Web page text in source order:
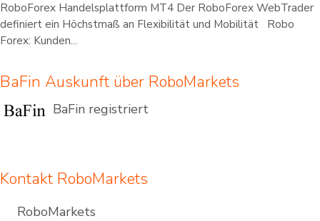
RoboForex Handelsplattform MT4 Der RoboForex WebTrader
definiert ein Höchstmaß an Flexibilität und Mobilität Robo
Forex: Kunden...
BaFin Auskunft über RoboMarkets
BaFin registriert
Kontakt RoboMarkets
RoboMarkets